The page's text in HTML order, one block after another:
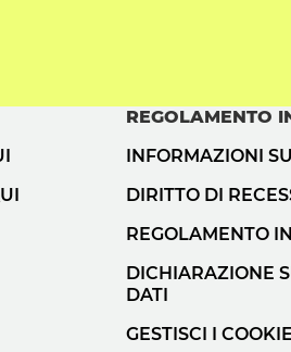
REGOLAMENTO
INFORMAZIONI
DIRITTO DI
REGOLAMENTO
DICHIARAZIONE
DATI
GESTISCI I COOKIE